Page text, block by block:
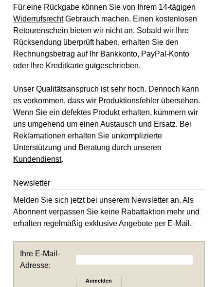
Für eine Rückgabe können Sie von Ihrem 14-tägigen
WiderrufsrechtGebrauch machen. Einen kostenlosen
Retourenschein bieten wir nicht an. Sobald wir Ihre
Rücksendung überprüft haben, erhalten Sie den
Rechnungsbetrag auf Ihr Bankkonto, PayPal-Konto
oder Ihre Kreditkarte gutgeschrieben.
Unser Qualitätsanspruch ist sehr hoch. Dennoch kann
es vorkommen, dass wir Produktionsfehler übersehen.
Wenn Sie ein defektes Produkt erhalten, kümmern wir
uns umgehend um einen Austausch und Ersatz. Bei
Reklamationen erhalten Sie unkomplizierte
Unterstützung und Beratung durch unseren
Kundendienst.
Newsletter
Melden Sie sich jetzt bei unserem Newsletter an. Als
Abonnent verpassen Sie keine Rabattaktion mehr und
erhalten regelmäßig exklusive Angebote per E-Mail.
Ihre E-Mail-
Adresse:
Anmelden